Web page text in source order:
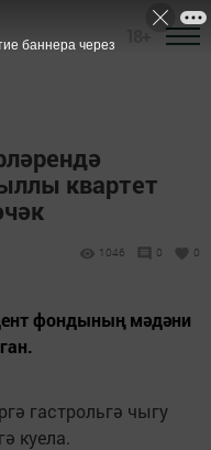
квартет
1046 0 0
фондының мәдәни
гастрольгә чыгу
куела.
баннера через